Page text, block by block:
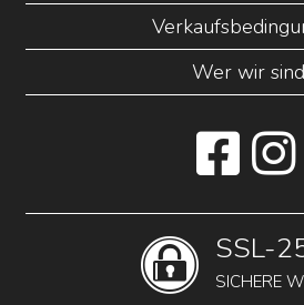
Wer wir sind
SSL-
SICHERE